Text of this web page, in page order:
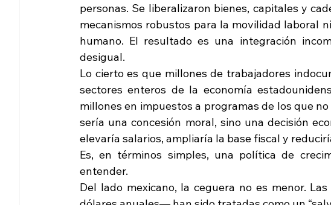
personas. Se liberalizaron bienes, capitales y
mecanismos robustos para la movilidad laboral
humano. El resultado es una integración
desigual.
Lo cierto es que millones de trabajadores
sectores enteros de la economía
millones en impuestos a programas de los que
sería una concesión moral, sino una decisión
elevaría salarios, ampliaría la base fiscal y
Es, en términos simples, una política de
entender.
Del lado mexicano, la ceguera no es menor.